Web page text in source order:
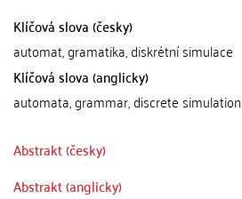
Klíčová slova (česky)
automat, gramatika, diskrétní simulace
Klíčová slova (anglicky)
automata, grammar, discrete simulation
Abstrakt (česky)
Abstrakt (anglicky)